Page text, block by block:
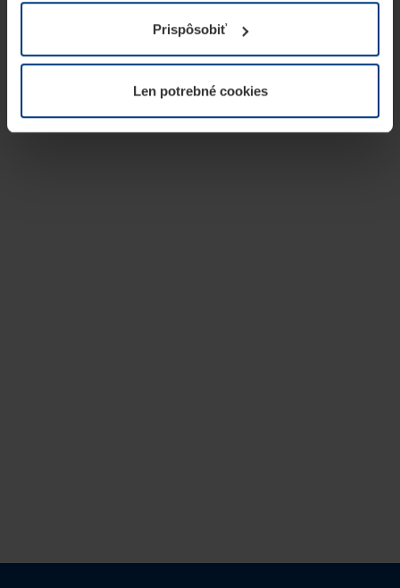
prevádzku tejto stránky. Pre všetky ostatné typy cookie
potrebujeme Vaše povolenie. Vaše povolenie môžete
kedykoľvek zmeniť alebo odvolať vo vysvetlení cookie
našej webovej stránky.
Prispôsobiť
Len potrebné cookies